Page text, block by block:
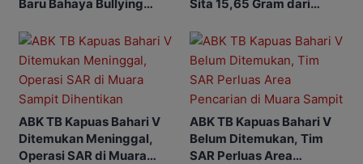
Baru Bahaya Bullying
Sita 15,65 Gram dari
ABK TB Kapuas Bahari V
Ditemukan Meninggal,
Operasi SAR di Muara
ABK TB Kapuas Bahari V
Belum Ditemukan, Tim
SAR Perluas Area